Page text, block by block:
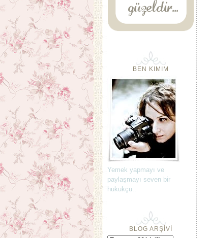
BEN KIMIM
Yemek yapmayı ve
paylaşmayı seven bir
hukukçu..
BLOG ARŞİVİ